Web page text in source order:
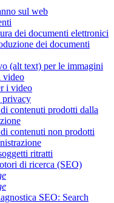
sul web
dei documenti elettronici
dei documenti
(alt text) per le immagini
video
i video
privacy
contenuti prodotti dalla
contenuti non prodotti
ritratti
di ricerca (SEO)
SEO: Search